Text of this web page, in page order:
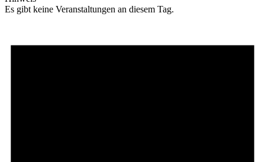
Es gibt keine Veranstaltungen an diesem Tag.